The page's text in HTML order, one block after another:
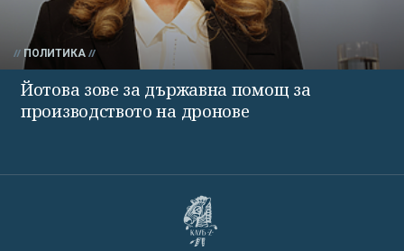
ПОЛИТИКА
Йотова зове за държавна помощ за
производството на дронове